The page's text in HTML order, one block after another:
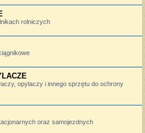
rolniczych
opylaczy i innego sprzętu do ochrony
oraz samojezdnych